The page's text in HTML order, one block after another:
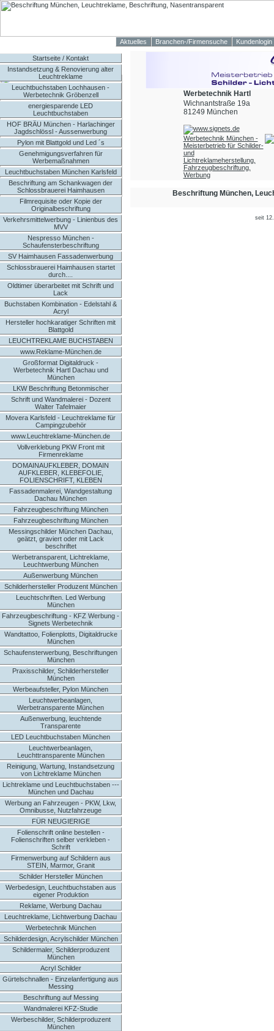
Aktuelles Branchen-/Firmensuche Kundenlogin
Startseite / Kontakt
Instandsetzung & Renovierung alter
Leuchtreklame
Leuchtbuchstaben Lochhausen -
Werbetechnik Gröbenzell
energiesparende LED
Leuchtbuchstaben
HOF BRÄU München - Harlachinger
Jagdschlössl - Aussenwerbung
Pylon mit Blattgold und Led ´s
Genehmigungsverfahren für
Werbemaßnahmen
Leuchtbuchstaben München Karlsfeld
Beschriftung am Schankwagen der
Schlossbrauerei Haimhausen
Filmrequisite oder Kopie der
Originalbeschriftung
Verkehrsmittelwerbung - Linienbus des
MVV
Nespresso München -
Schaufensterbeschriftung
SV Haimhausen Fassadenwerbung
Schlossbrauerei Haimhausen startet
durch....
Oldtimer überarbeitet mit Schrift und
Lack
Buchstaben Kombination - Edelstahl &
Acryl
Hersteller hochkaratiger Schriften mit
Blattgold
LEUCHTREKLAME BUCHSTABEN
www.Reklame-München.de
Großformat Digitaldruck -
Werbetechnik Hartl Dachau und
München
LKW Beschriftung Betonmischer
Schrift und Wandmalerei - Dozent
Walter Tafelmaier
Movera Karlsfeld - Leuchtreklame für
Campingzubehör
www.Leuchtreklame-München.de
Vollverklebung PKW Front mit
Firmenreklame
DOMAINAUFKLEBER, DOMAIN
AUFKLEBER, KLEBEFOLIE,
FOLIENSCHRIFT, KLEBEN
Fassadenmalerei, Wandgestaltung
Dachau München
Fahrzeugbeschriftung München
Fahrzeugbeschriftung München
Messingschilder München Dachau,
geätzt, graviert oder mit Lack
beschriftet
Werbetransparent, Lichtreklame,
Leuchtwerbung München
Außenwerbung München
Schilderhersteller Produzent München
Leuchtschriften. Led Werbung
München
Fahrzeugbeschriftung - KFZ Werbung -
Signets Werbetechnik
Wandtattoo, Folienplotts, Digitaldrucke
München
Schaufensterwerbung, Beschriftungen
München
Praxisschilder, Schilderhersteller
München
Werbeaufsteller, Pylon München
Leuchtwerbeanlagen,
Werbetransparente München
Außenwerbung, leuchtende
Transparente
LED Leuchtbuchstaben München
Leuchtwerbeanlagen,
Leuchttransparente München
Reinigung, Wartung, Instandsetzung
von Lichtreklame München
Lichtreklame und Leuchtbuchstaben ---
München und Dachau
Werbung an Fahrzeugen - PKW, Lkw,
Omnibusse, Nutzfahrzeuge
FÜR NEUGIERIGE
Folienschrift online bestellen -
Folienschriften selber verkleben -
Schrift
Firmenwerbung auf Schildern aus
STEIN, Marmor, Granit
Schilder Hersteller München
Werbedesign, Leuchtbuchstaben aus
eigener Produktion
Reklame, Werbung Dachau
Leuchtreklame, Lichtwerbung Dachau
Werbetechnik München
Schilderdesign, Acrylschilder München
Schildermaler, Schilderproduzent
München
Acryl Schilder
Gürtelschnallen - Einzelanfertigung aus
Messing
Beschriftung auf Messing
Wandmalerei KFZ-Studie
Werbeschilder, Schilderproduzent
München
Werbetechnik Hartl
Wichnantstraße 19a
81249 München
Werbetechnik München -
Meisterbetrieb für Schilder-
und
Lichtreklameherstellung,
Fahrzeugbeschriftung,
Werbung
Beschriftung München,
seit